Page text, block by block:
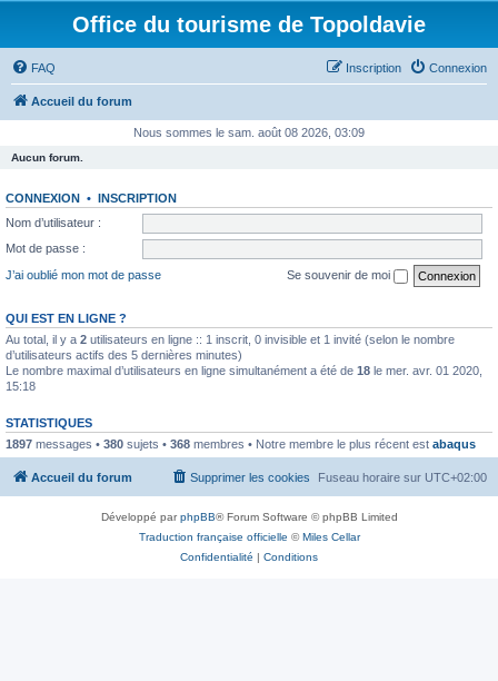
Office du tourisme de Topoldavie
FAQ Connexion
Inscription
Accueil du forum
Nous sommes le sam. août 08 2026, 03:09
Aucun forum.
CONNEXION • INSCRIPTION
Nom d’utilisateur :
Mot de passe :
J’ai oublié mon mot de passe
Se souvenir de moi
QUI EST EN LIGNE ?
Au total, il y a 2 utilisateurs en ligne :: 1 inscrit, 0 invisible et 1 invité (selon le nombre
d’utilisateurs actifs des 5 dernières minutes)
Le nombre maximal d’utilisateurs en ligne simultanément a été de 18 le mer. avr. 01 2020,
15:18
STATISTIQUES
1897 messages • 380 sujets • 368 membres • Notre membre le plus récent est abaqus
Accueil du forum Fuseau horaire sur UTC+02:00
Supprimer les cookies
Développé parphpBB® Forum Software © phpBB Limited
Traduction française officielle ©Miles Cellar
Confidentialité | Conditions